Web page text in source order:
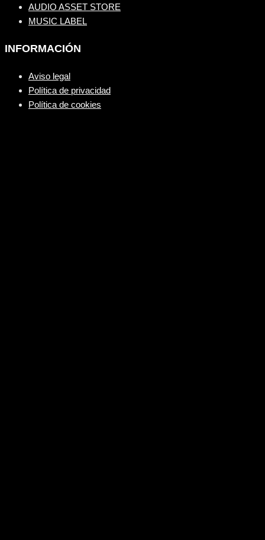
AUDIO ASSET STORE
MUSIC LABEL
INFORMACIÓN
Aviso legal
Política de privacidad
Política de cookies